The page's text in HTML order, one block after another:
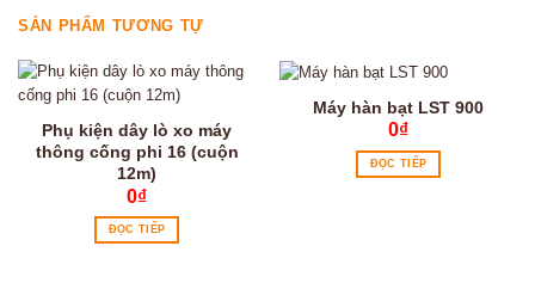
SẢN PHẨM TƯƠNG TỰ
Phụ kiện dây lò xo máy
thông cống phi 16 (cuộn
12m)
0₫
ĐỌC TIẾP
Máy hàn bạt LST 900
0₫
ĐỌC TIẾP